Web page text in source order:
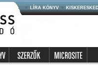
LÍRA KÖNYV